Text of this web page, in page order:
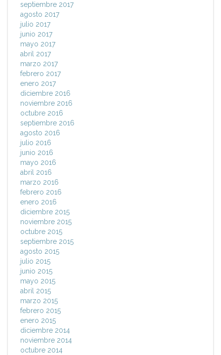
septiembre 2017
agosto 2017
julio 2017
junio 2017
mayo 2017
abril 2017
marzo 2017
febrero 2017
enero 2017
diciembre 2016
noviembre 2016
octubre 2016
septiembre 2016
agosto 2016
julio 2016
junio 2016
mayo 2016
abril 2016
marzo 2016
febrero 2016
enero 2016
diciembre 2015
noviembre 2015
octubre 2015
septiembre 2015
agosto 2015
julio 2015
junio 2015
mayo 2015
abril 2015
marzo 2015
febrero 2015
enero 2015
diciembre 2014
noviembre 2014
octubre 2014